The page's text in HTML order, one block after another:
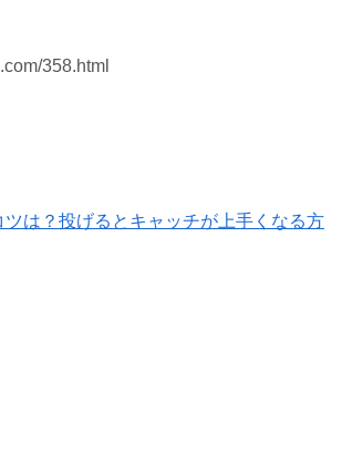
358.html
ツは？投げるとキャッチが上手くなる方